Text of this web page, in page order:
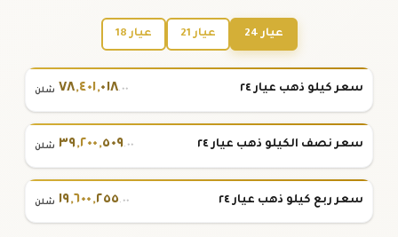
عيار 24 عيار 21 عيار 18
سعر كيلو ذهب عيار ٢٤ ٧٨,٤٠١,٠١٨.٠٠ شلن
سعر نصف الكيلو ذهب عيار ٢٤ ٣٩,٢٠٠,٥٠٩.٠٠ شلن
سعر ربع كيلو ذهب عيار ٢٤ ١٩,٦٠٠,٢٥٥.٠٠ شلن